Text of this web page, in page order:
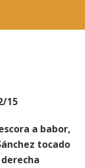
15
a babor,
tocado